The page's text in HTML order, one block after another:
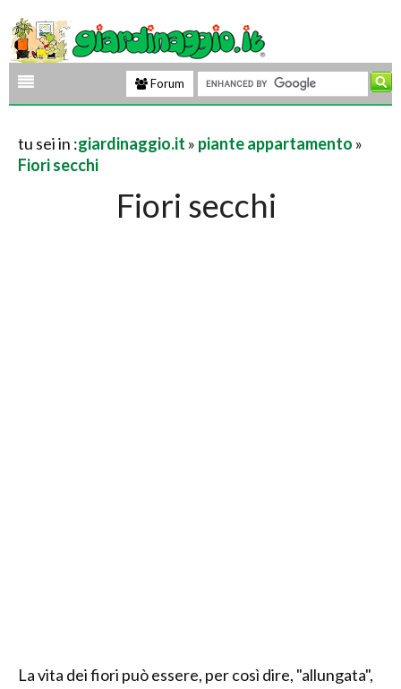
Forum
tu sei in :giardinaggio.it » piante appartamento »
Fiori secchi
Fiori secchi
La vita dei fiori può essere, per così dire, "allungata",